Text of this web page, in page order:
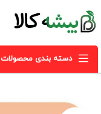
دسته بندی محصولات